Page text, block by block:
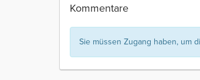
Kommentare
Sie müssen Zugang haben, um